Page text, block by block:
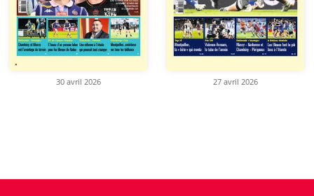
30 avril 2026 27 avril 2026